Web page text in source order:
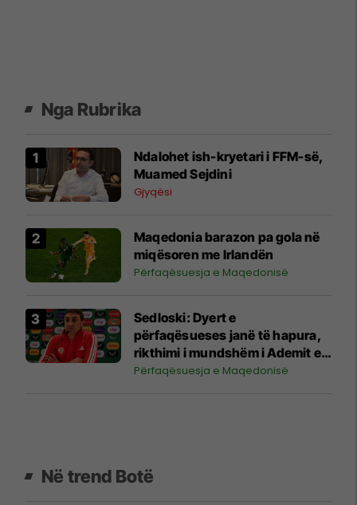
Nga Rubrika
Ndalohet ish-kryetari i FFM-së,
Muamed Sejdini
Gjyqësi
Maqedonia barazon pa gola në
miqësoren me Irlandën
Përfaqësuesja e Maqedonisë
Sedloski: Dyert e
përfaqësueses janë të hapura,
rikthimi i mundshëm i Ademit e
Ristovskit
Përfaqësuesja e Maqedonisë
Në trend Botë